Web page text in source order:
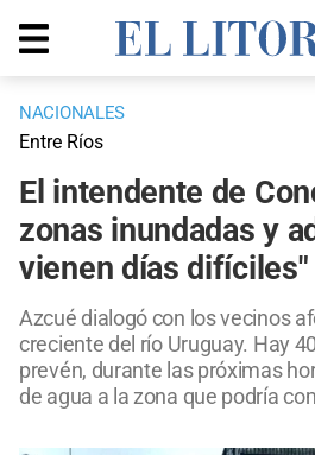
NACIONALES
Entre Ríos
El intendente de
zonas inundadas y
vienen días difíciles"
Azcué dialogó con los vecinos
creciente del río Uruguay. Hay
prevén, durante las próximas
de agua a la zona que podría